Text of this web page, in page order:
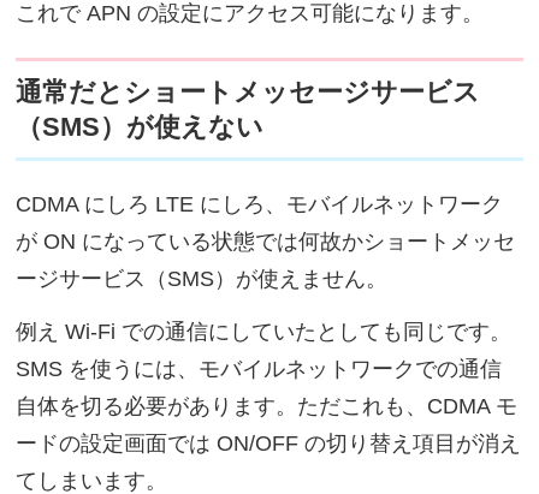
これで APN の設定にアクセス可能になります。
通常だとショートメッセージサービス
（SMS）が使えない
CDMA にしろ LTE にしろ、モバイルネットワーク
が ON になっている状態では何故かショートメッセ
ージサービス（SMS）が使えません。
例え Wi-Fi での通信にしていたとしても同じです。
SMS を使うには、モバイルネットワークでの通信
自体を切る必要があります。ただこれも、CDMA モ
ードの設定画面では ON/OFF の切り替え項目が消え
てしまいます。